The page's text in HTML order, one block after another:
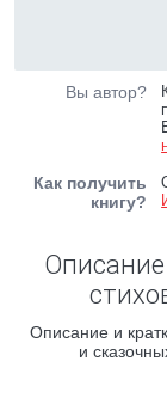
Вы автор?
Как получить
книгу?
Описание и
и